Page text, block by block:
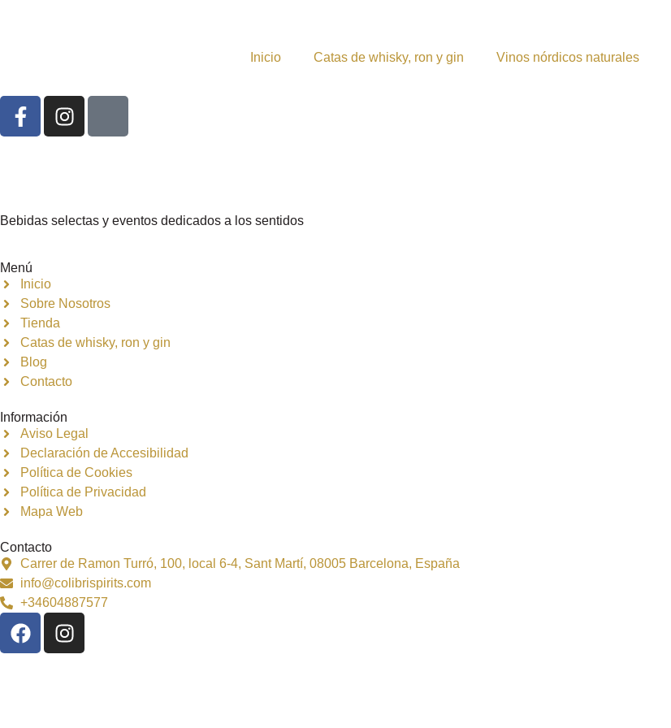
Inicio Catas de whisky, ron y gin Vinos nórdicos naturales
Bebidas selectas y eventos dedicados a los sentidos
Menú
Inicio
Sobre Nosotros
Tienda
Catas de whisky, ron y gin
Blog
Contacto
Información
Aviso Legal
Declaración de Accesibilidad
Política de Cookies
Política de Privacidad
Mapa Web
Contacto
Carrer de Ramon Turró, 100, local 6-4, Sant Martí, 08005 Barcelona, España
info@colibrispirits.com
+34604887577